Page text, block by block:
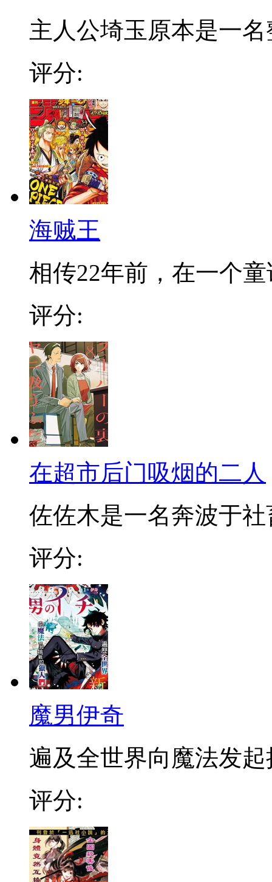
主人公埼玉原本是一名
评分:
海贼王
相传22年前，在一个
评分:
在超市后门吸烟的二人
佐佐木是一名奔波于社
评分:
魔男伊奇
遍及全世界向魔法发起
评分: